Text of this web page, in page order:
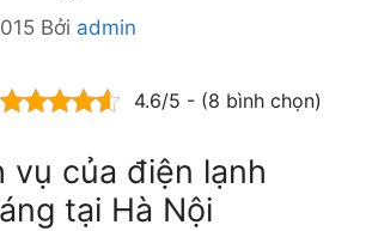
Bởi admin
4.6/5 - (8 bình chọn)
vụ của điện lạnh
tại Hà Nội